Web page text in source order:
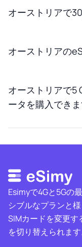
オーストリアで
オーストリアの
オーストリアで5
ータを購入できま
Esimyで4Gと5Gの
シブルなプランと
SIMカードを変更
を切り替えられます